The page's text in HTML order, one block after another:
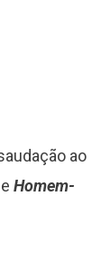
ao
Homem-